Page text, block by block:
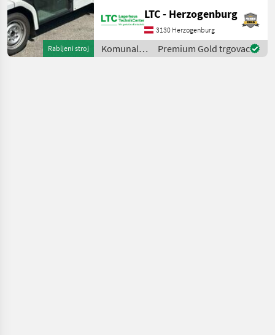
Rabljeni stroj
L0JEBAD01M1009430;
Anzahl Vorbesitzer: 1;
Weitere
Maschinenmerkmale: Mit
LTC - Herzogenburg
3130 Herzogenburg
Komunalna
oprema i
Premium Gold trgovac